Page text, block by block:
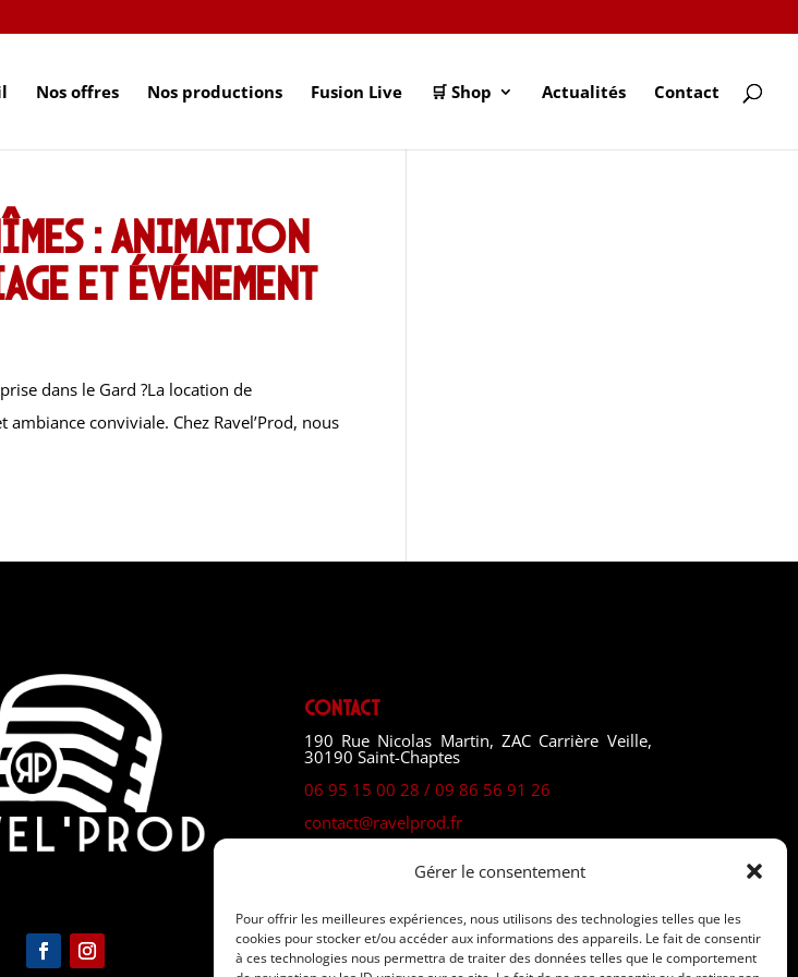
Gérer le consentement
Pour offrir les meilleures expériences, nous utilisons des technologies telles que les
cookies pour stocker et/ou accéder aux informations des appareils. Le fait de consentir
à ces technologies nous permettra de traiter des données telles que le comportement
Nos offres Nos productions Fusion Live 🛒 Shop Actualités Contact
: animation
et événement
dans le Gard ?La location de
conviviale. Chez Ravel’Prod, nous
Contact
190 Rue Nicolas Martin, ZAC Carrière Veille,
30190 Saint-Chaptes
06 95 15 00 28 / 09 86 56 91 26
contact@ravelprod.fr